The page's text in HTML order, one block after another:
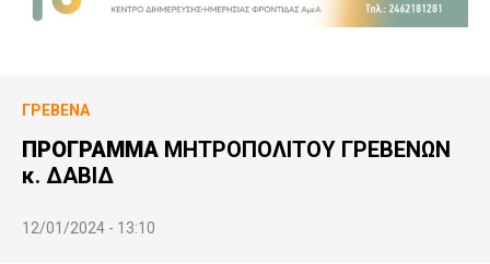
ΓΡΕΒΕΝΆ
ΠΡΟΓΡΑΜΜΑ ΜΗΤΡΟΠΟΛΙΤΟΥ ΓΡΕΒΕΝΩΝ
κ. ΔΑΒΙΔ
12/01/2024 - 13:10